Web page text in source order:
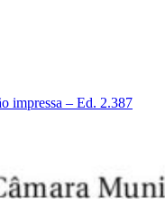
impressa – Ed. 2.387